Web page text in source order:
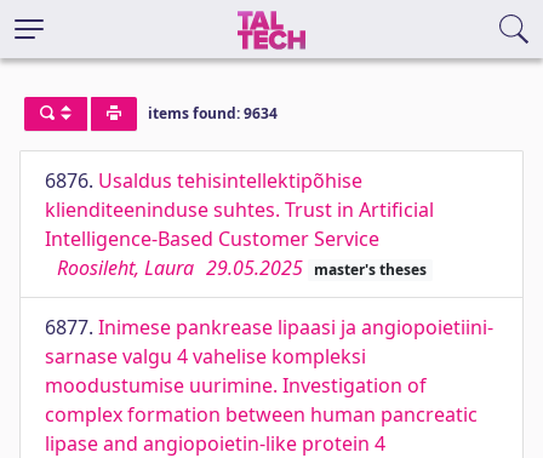
items found: 9634
6876. Usaldus tehisintellektipõhise
klienditeeninduse suhtes. Trust in Artificial
Intelligence-Based Customer Service
Roosileht, Laura 29.05.2025 master's theses
6877. Inimese pankrease lipaasi ja angiopoietiini-
sarnase valgu 4 vahelise kompleksi
moodustumise uurimine. Investigation of
complex formation between human pancreatic
lipase and angiopoietin-like protein 4